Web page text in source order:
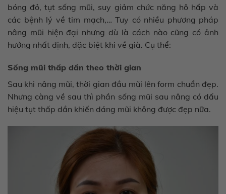
bóng đỏ, tụt sống mũi, suy giảm chức năng hô hấp và
các bệnh lý về tim mạch,… Tuy có nhiều phương pháp
nâng mũi hiện đại nhưng dù là cách nào cũng có ảnh
hưởng nhất định, đặc biệt khi về già. Cụ thể:
Sống mũi thấp dần theo thời gian
Sau khi nâng mũi, thời gian đầu mũi lên form chuẩn đẹp.
Nhưng càng về sau thì phần sống mũi sau nâng có dấu
hiệu tụt thấp dần khiến dáng mũi không được đẹp nữa.